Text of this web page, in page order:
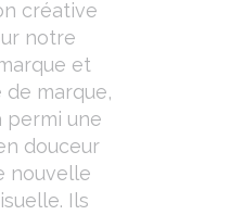
créative
notre
et
marque,
permi une
douceur
nouvelle
Ils